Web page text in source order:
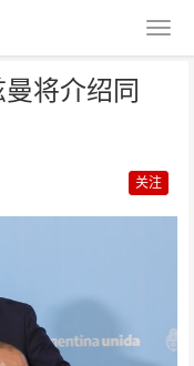
将介绍同
关注
绍